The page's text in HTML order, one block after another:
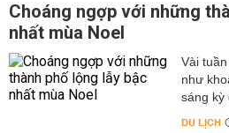
Choáng ngợp với những
nhất mùa Noel
Vài
như
sáng kỳ
DU LỊCH